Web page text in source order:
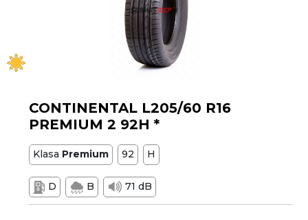
CONTINENTAL L205/60 R16
PREMIUM 2 92H *
Klasa Premium 92 H
D B 71 dB